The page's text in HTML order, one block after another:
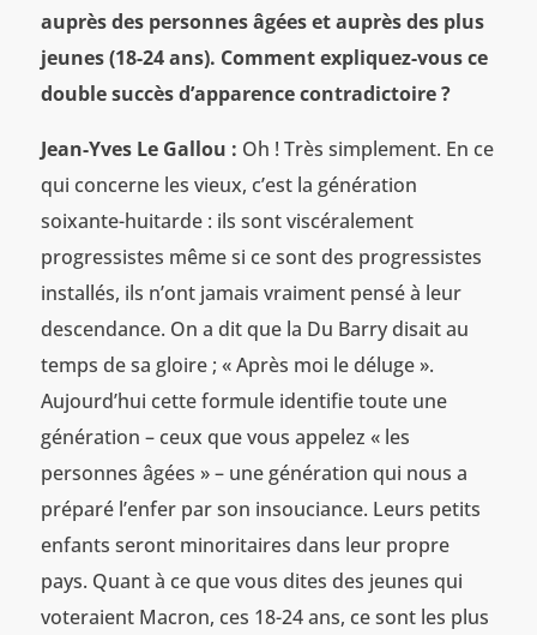
auprès des personnes âgées et auprès des plus
jeunes (18-24 ans). Comment expliquez-vous ce
double succès d’apparence contradictoire ?
Jean-Yves Le Gallou : Oh ! Très simplement. En ce
qui concerne les vieux, c’est la génération
soixante-huitarde : ils sont viscéralement
progressistes même si ce sont des progressistes
installés, ils n’ont jamais vraiment pensé à leur
descendance. On a dit que la Du Barry disait au
temps de sa gloire ; « Après moi le déluge ».
Aujourd’hui cette formule identifie toute une
génération – ceux que vous appelez « les
personnes âgées » – une génération qui nous a
préparé l’enfer par son insouciance. Leurs petits
enfants seront minoritaires dans leur propre
pays. Quant à ce que vous dites des jeunes qui
voteraient Macron, ces 18-24 ans, ce sont les plus